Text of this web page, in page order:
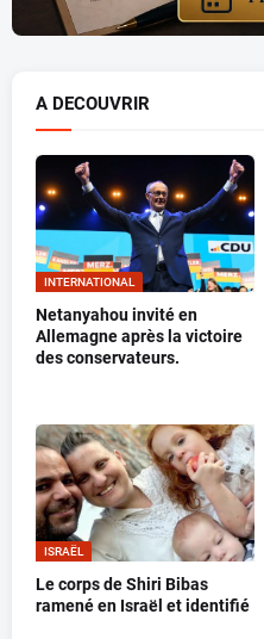
A DECOUVRIR
INTERNATIONAL
Netanyahou invité en
Allemagne après la victoire
des conservateurs.
ISRAËL
Le corps de Shiri Bibas
ramené en Israël et identifié